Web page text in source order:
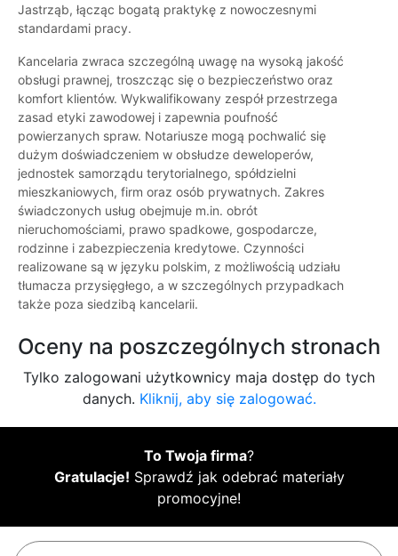
Jastrząb, łącząc bogatą praktykę z nowoczesnymi
standardami pracy.
Kancelaria zwraca szczególną uwagę na wysoką jakość
obsługi prawnej, troszcząc się o bezpieczeństwo oraz
komfort klientów. Wykwalifikowany zespół przestrzega
zasad etyki zawodowej i zapewnia poufność
powierzanych spraw. Notariusze mogą pochwalić się
dużym doświadczeniem w obsłudze deweloperów,
jednostek samorządu terytorialnego, spółdzielni
mieszkaniowych, firm oraz osób prywatnych. Zakres
świadczonych usług obejmuje m.in. obrót
nieruchomościami, prawo spadkowe, gospodarcze,
rodzinne i zabezpieczenia kredytowe. Czynności
realizowane są w języku polskim, z możliwością udziału
tłumacza przysięgłego, a w szczególnych przypadkach
także poza siedzibą kancelarii.
Oceny na poszczególnych stronach
Tylko zalogowani użytkownicy maja dostęp do tych
danych. Kliknij, aby się zalogować.
To Twoja firma?
Gratulacje! Sprawdź jak odebrać materiały
promocyjne!